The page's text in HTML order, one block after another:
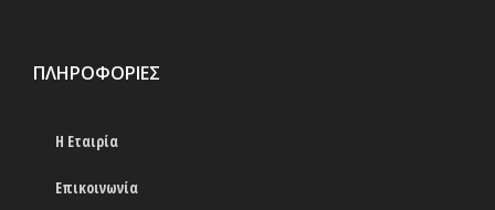
ΠΛΗΡΟΦΟΡΊΕΣ
Η Εταιρία
Επικοινωνία